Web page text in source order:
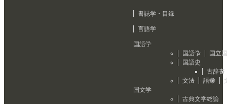
書誌学・目録
言語学
国語学
国語学
国立
国語史
古辞書
文法
語彙
国文学
古典文学総論